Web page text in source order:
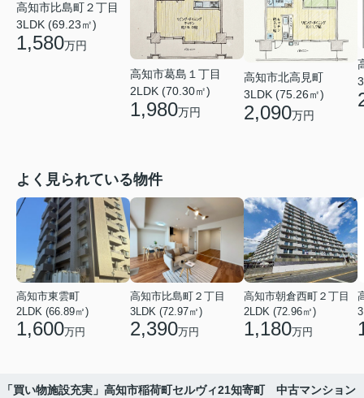
高知市比島町２丁目
3LDK (69.23㎡)
1,580万円
高知市葛島１丁目
2LDK (70.30㎡)
1,980万円
高知市北高見町
3LDK (75.26㎡)
2,090万円
よく見られている物件
高知市東雲町
2LDK (66.89㎡)
1,600万円
高知市比島町２丁目
3LDK (72.97㎡)
2,390万円
高知市朝倉西町２丁目
2LDK (72.96㎡)
1,180万円
「買い物施設充実」高知市稲荷町セルヴィ21知寄町 中古マンション